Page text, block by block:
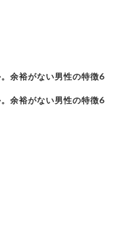
余裕がない男性の特徴6
余裕がない男性の特徴6